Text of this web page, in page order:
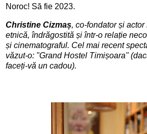
Noroc! Să fie 2023.
Christine Cizmaș, co-fondator și actor
etnică, îndrăgostită și într-o relație
și cinematograful. Cel mai recent
văzut-o: "Grand Hostel Timișoara"
faceți-vă un cadou).